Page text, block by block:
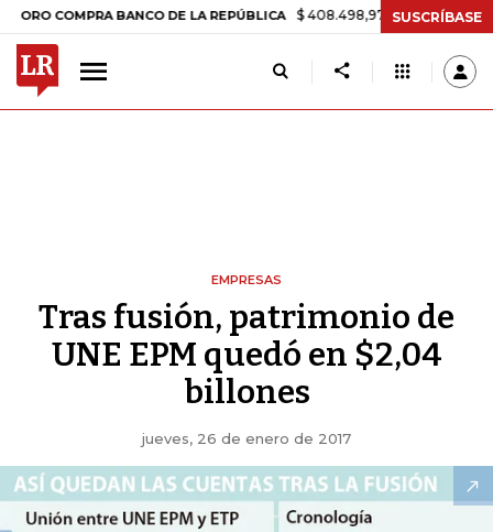
BANCO DE LA REPÚBLICA $ 408.498,97 +$ 8.753,81 +2,19%
SUSCRÍBASE
EMPRESAS
Tras fusión, patrimonio de
UNE EPM quedó en $2,04
billones
jueves, 26 de enero de 2017